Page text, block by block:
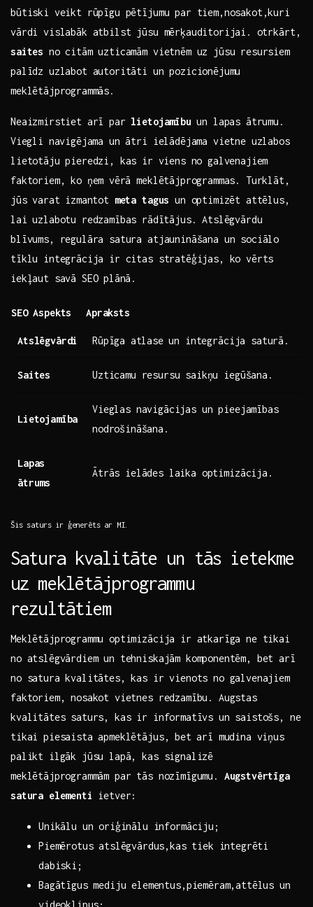
būtiski veikt‌ rūpīgu pētījumu par tiem,nosakot,kuri
vārdi vislabāk atbilst jūsu mērķauditorijai.⁣ otrkārt,
saites no citām uzticamām vietnēm uz jūsu resursiem
palīdz uzlabot autoritāti​ un pozicionējumu
meklētājprogrammās.
Neaizmirstiet arī par lietojamību ⁤un lapas ātrumu.
⁤Viegli navigējama un ātri ielādējama vietne​ uzlabos
lietotāju pieredzi, kas ir ⁢viens no galvenajiem
faktoriem, ko ņem⁢ vērā meklētājprogrammas. Turklāt,
jūs ⁢varat izmantot meta tagus un‍ optimizēt‍ attēlus,
lai uzlabotu redzamības⁢ rādītājus. Atslēgvārdu
blīvums, regulāra satura atjaunināšana un sociālo​
tīklu integrācija ir citas stratēģijas, ko vērts
iekļaut savā SEO ⁤plānā.
SEO ​Aspekts Apraksts
Atslēgvārdi Rūpīga⁢ atlase⁤ un integrācija saturā.
Saites Uzticamu resursu saikņu ‍iegūšana.
Lietojamība
Vieglas navigācijas un pieejamības
nodrošināšana.
Lapas
ātrums
Ātrās ielādes laika ‍optimizācija.
Šis saturs ir ģenerēts ar⁢ MI.
Satura kvalitāte un tās⁤ ietekme
uz meklētājprogrammu
rezultātiem
Meklētājprogrammu optimizācija ir atkarīga ne tikai​
no atslēgvārdiem‌ un tehniskajām komponentēm, bet⁤ arī⁤
no ​satura kvalitātes, kas ir vienots no galvenajiem
faktoriem, nosakot vietnes redzamību. Augstas
kvalitātes ​saturs, kas ir informatīvs un saistošs, ne‌
tikai piesaista apmeklētājus,‍ bet ⁣arī mudina viņus‌
palikt ilgāk jūsu lapā, kas signalizē
meklētājprogrammām par tās ‍nozīmīgumu. Augstvērtīga
satura elementi ietver: ‌
Unikālu un oriģinālu‍ informāciju;
Piemērotus atslēgvārdus,kas⁢ tiek integrēti
dabiski;
Bagātīgus mediju elementus,piemēram,attēlus⁢ un